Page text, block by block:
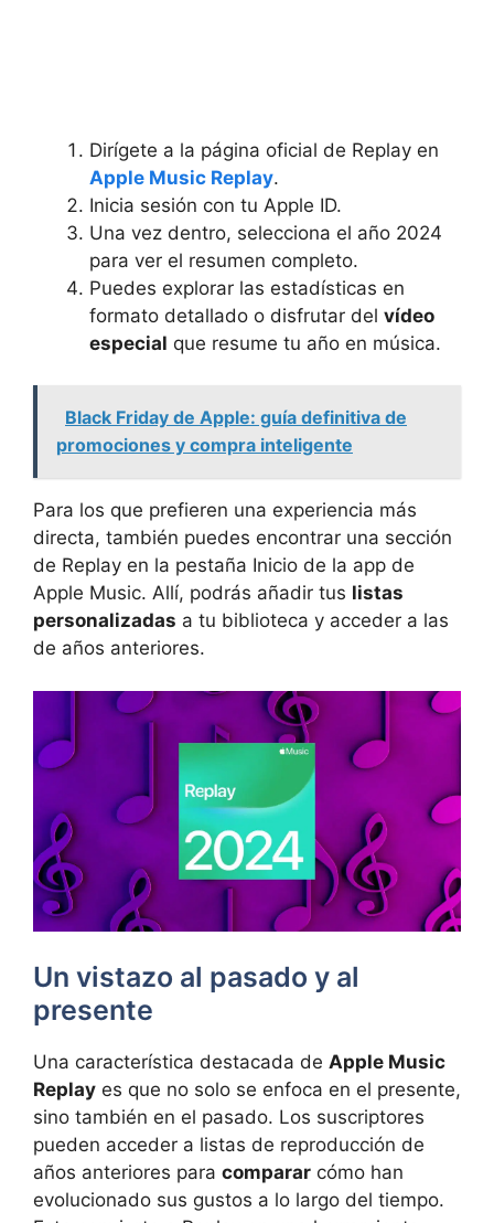
Dirígete a la página oficial de Replay en
Apple Music Replay.
Inicia sesión con tu Apple ID.
Una vez dentro, selecciona el año 2024
para ver el resumen completo.
Puedes explorar las estadísticas en
formato detallado o disfrutar del vídeo
especial que resume tu año en música.
Black Friday de Apple: guía definitiva de
promociones y compra inteligente
Para los que prefieren una experiencia más
directa, también puedes encontrar una sección
de Replay en la pestaña Inicio de la app de
Apple Music. Allí, podrás añadir tus listas
personalizadas a tu biblioteca y acceder a las
de años anteriores.
Un vistazo al pasado y al
presente
Una característica destacada de Apple Music
Replay es que no solo se enfoca en el presente,
sino también en el pasado. Los suscriptores
pueden acceder a listas de reproducción de
años anteriores para comparar cómo han
evolucionado sus gustos a lo largo del tiempo.